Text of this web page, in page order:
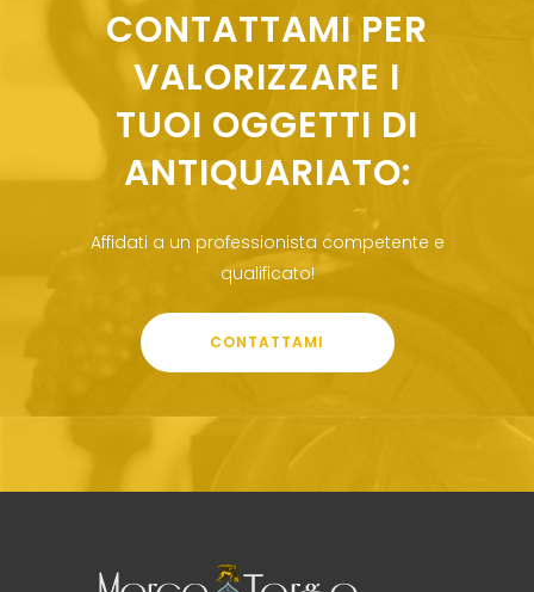
CONTATTAMI PER
VALORIZZARE I
TUOI OGGETTI DI
ANTIQUARIATO:
Affidati a un professionista competente e
qualificato!
CONTATTAMI